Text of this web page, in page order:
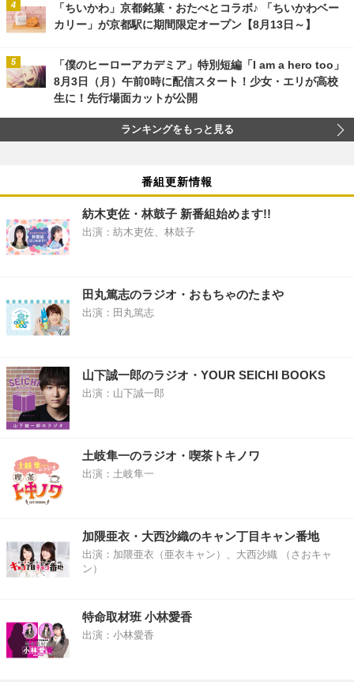
「ちいかわ」京都銘菓・おたべとコラボ♪ 「ちいかわベー
カリー」が京都駅に期間限定オープン【8月13日～】
「僕のヒーローアカデミア」特別短編「I am a hero too」
8月3日（月）午前0時に配信スタート！少女・エリが高校
生に！先行場面カットが公開
ランキングをもっと見る
番組更新情報
紡木吏佐・林鼓子 新番組始めます!!
出演：紡木吏佐、林鼓子
田丸篤志のラジオ・おもちゃのたまや
出演：田丸篤志
山下誠一郎のラジオ・YOUR SEICHI BOOKS
出演：山下誠一郎
土岐隼一のラジオ・喫茶トキノワ
出演：土岐隼一
加隈亜衣・大西沙織のキャン丁目キャン番地
出演：加隈亜衣（亜衣キャン）、大西沙織 （さおキャ
ン）
特命取材班 小林愛香
出演：小林愛香